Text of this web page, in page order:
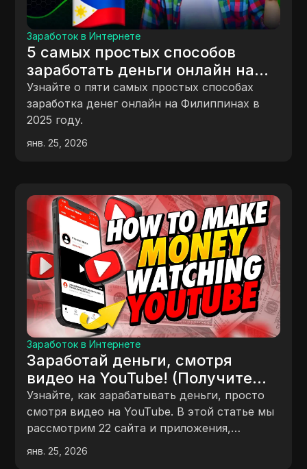
Заработок в Интернете
5 самых простых способов
заработать деньги онлайн на
Филиппинах
Узнайте о пяти самых простых способах
заработка денег онлайн на Филиппинах в
2025 году.
янв. 25, 2026
Заработок в Интернете
Заработай деньги, смотря
видео на YouTube! (Получите
$382 сегодня)
Узнайте, как зарабатывать деньги, просто
смотря видео на YouTube. В этой статье мы
рассмотрим 22 сайта и приложения,
которые платят вам за просмотр видео.
янв. 25, 2026